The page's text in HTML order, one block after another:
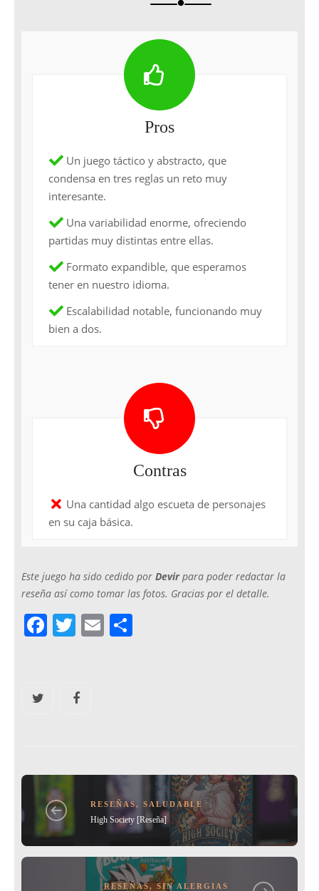
brightness_1
Pros
Un juego táctico y abstracto, que
condensa en tres reglas un reto muy
interesante.
Una variabilidad enorme, ofreciendo
partidas muy distintas entre ellas.
Formato expandible, que esperamos
tener en nuestro idioma.
Escalabilidad notable, funcionando muy
bien a dos.
Contras
Una cantidad algo escueta de personajes
en su caja básica.
Este juego ha sido cedido por Devirpara poder redactar la
reseña así como tomar las fotos. Gracias por el detalle.
F
o
k
T
er
E
RESEÑAS, SALUDABLE
High Society [Reseña]
RESEÑAS,SIN ALERGIAS